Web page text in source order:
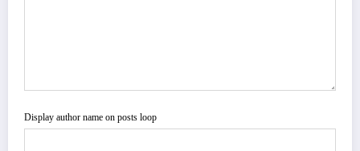
Display author name on posts loop